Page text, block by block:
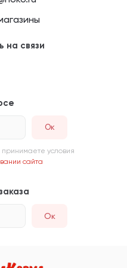
на связи
условия
сайта
Ок